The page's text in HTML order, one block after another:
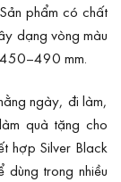
phẩm có chất
dạng vòng màu
mm.
ngày, đi làm,
quà tặng cho
hợp Silver Black
trong nhiều